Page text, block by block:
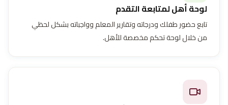
لوحة أهل لمتابعة التقدم
تابع حضور طفلك ودرجاته وتقارير المعلم وواجباته بشكل لحظي
من خلال لوحة تحكم مخصصة للأهل.